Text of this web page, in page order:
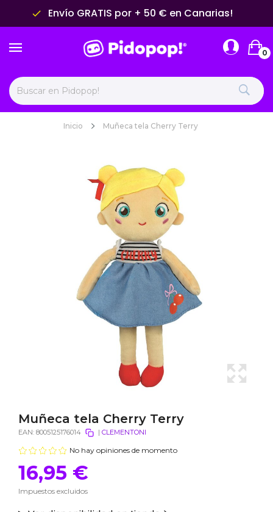
done Envío GRATIS por + 50 € en Canarias!
0
Inicio Muñeca tela Cherry Terry
Muñeca tela Cherry Terry
EAN: 8005125176014 | CLEMENTONI
No hay opiniones de momento
16,95 €
Impuestos excluidos